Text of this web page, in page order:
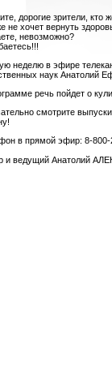
дорогие зрители, кто
не хочет вернуть
невозможно?
неделю в эфире
наук Анатолий
речь пойдет о
смотрите
в прямой эфир: 8-800-
и ведущий Анатолий